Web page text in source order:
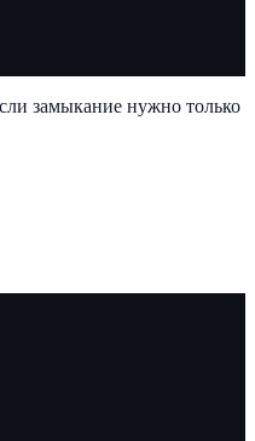
замыкание нужно только